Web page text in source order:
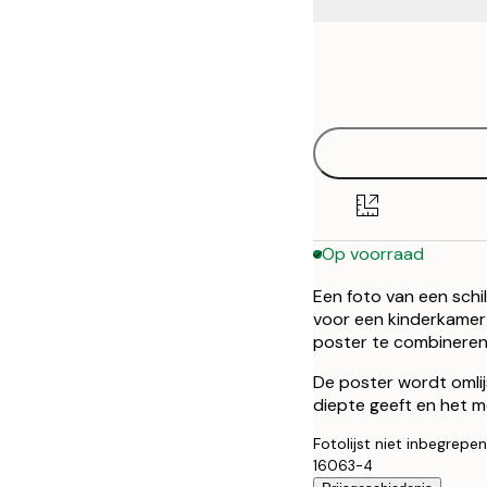
50x50 cm
50x70 cm
70x100 cm
Op voorraad
Een foto van een
voor een
poster te
De poster wordt
diepte geeft en het
Fotolijst niet
16063-4